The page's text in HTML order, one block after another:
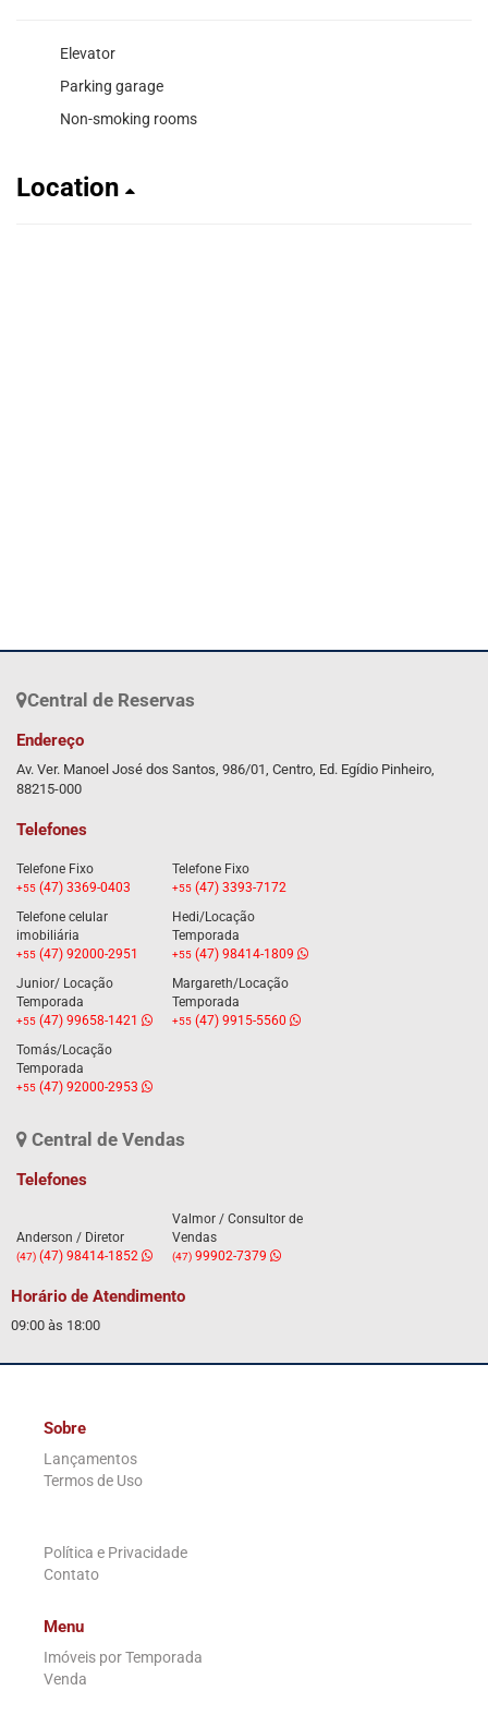
Elevator
Parking garage
Non-smoking rooms
Location
Central de Reservas
Endereço
Av. Ver. Manoel José dos Santos, 986/01, Centro, Ed. Egídio Pinheiro,
88215-000
Telefones
Telefone Fixo
+55 (47) 3369-0403
Telefone Fixo
+55(47) 3393-7172
Telefone celular
imobiliária
+55 (47) 92000-2951
Hedi/Locação
Temporada
+55(47) 98414-1809
Junior/ Locação
Temporada
+55 (47) 99658-1421
Margareth/Locação
Temporada
+55(47) 9915-5560
Tomás/Locação
Temporada
+55 (47) 92000-2953
Central de Vendas
Telefones
Anderson / Diretor
(47) (47) 98414-1852
Valmor / Consultor de
Vendas
(47)99902-7379
Horário de Atendimento
09:00 às 18:00
Sobre
Lançamentos
Termos de Uso
Política e Privacidade
Contato
Menu
Imóveis por Temporada
Venda